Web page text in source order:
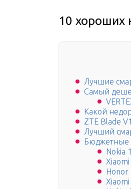
10 хороших
Лучшие
Самый
Какой
ZTE Blade
Лучший
Бюджетные
Nokia
Honor